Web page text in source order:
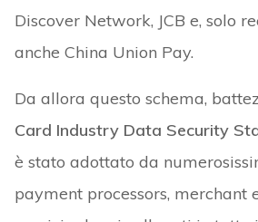
Discover Network, JCB e, solo
anche China Union Pay.
Da allora questo schema,
Card Industry Data Security
è stato adottato da
payment processors, merchant